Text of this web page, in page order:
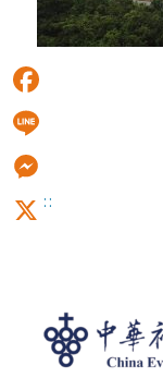
:::
Facebook
Line
Messenger